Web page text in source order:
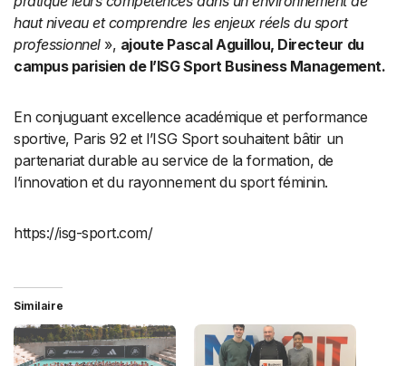
haut niveau et comprendre les enjeux réels du sport
professionnel», ajoute Pascal Aguillou, Directeur du
campus parisien de l’ISG Sport Business Management.
En conjuguant excellence académique et performance
sportive, Paris 92 et l’ISG Sport souhaitent bâtir un
partenariat durable au service de la formation, de
l’innovation et du rayonnement du sport féminin.
https://isg-sport.com/
Similaire